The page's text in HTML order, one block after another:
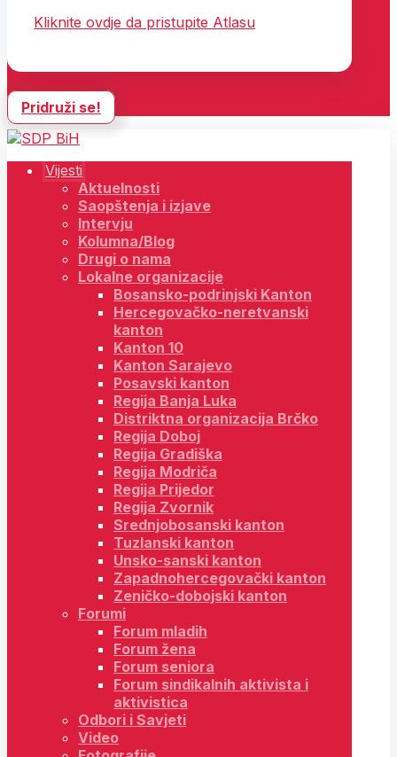
Kliknite ovdje da pristupite Atlasu
Pridruži se!
Vijesti
Aktuelnosti
Saopštenja i izjave
Intervju
Kolumna/Blog
Drugi o nama
Lokalne organizacije
Bosansko-podrinjski Kanton
Hercegovačko-neretvanski
kanton
Kanton 10
Kanton Sarajevo
Posavski kanton
Regija Banja Luka
Distriktna organizacija Brčko
Regija Doboj
Regija Gradiška
Regija Modriča
Regija Prijedor
Regija Zvornik
Srednjobosanski kanton
Tuzlanski kanton
Unsko-sanski kanton
Zapadnohercegovački kanton
Zeničko-dobojski kanton
Forumi
Forum mladih
Forum žena
Forum seniora
Forum sindikalnih aktivista i
aktivistica
Odbori i Savjeti
Video